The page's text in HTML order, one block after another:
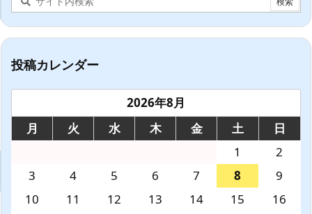
投稿カレンダー
2026年8月
月
火 水 木 金 土
日
1
2
3
4 5 6 7 8
9
10
11 12 13 14 15
16